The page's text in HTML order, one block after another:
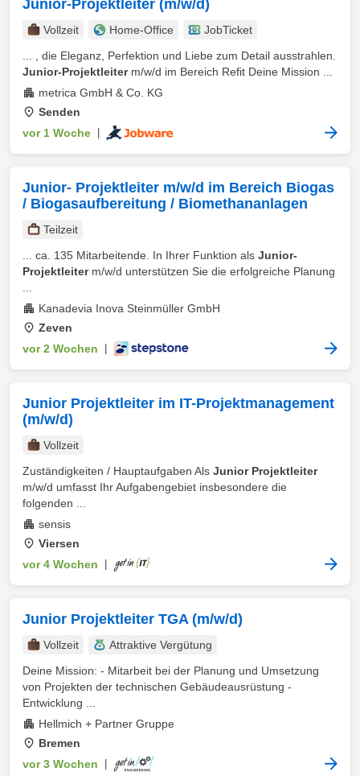
Junior-Projektleiter (m/w/d)
Vollzeit Home-Office
JobTicket
... , die Eleganz, Perfektion und Liebe zum Detail ausstrahlen.
Junior-Projektleiterm/w/d im Bereich Refit Deine Mission ...
metrica GmbH & Co. KG
Senden
vor 1 Woche
Junior- Projektleiter m/w/d im Bereich Biogas
/ Biogasaufbereitung / Biomethananlagen
Teilzeit
... ca. 135 Mitarbeitende. In Ihrer Funktion als Junior-
Projektleiterm/w/d unterstützen Sie die erfolgreiche Planung
Kanadevia Inova Steinmüller GmbH
Zeven
vor 2 Wochen
Junior Projektleiter im IT-Projektmanagement
(m/w/d)
Vollzeit
Zuständigkeiten / Hauptaufgaben Als Junior Projektleiter
m/w/d umfasst Ihr Aufgabengebiet insbesondere die
folgenden ...
sensis
Viersen
vor 4 Wochen
Junior Projektleiter TGA (m/w/d)
Vollzeit
Attraktive Vergütung
Deine Mission: - Mitarbeit bei der Planung und Umsetzung
von Projekten der technischen Gebäudeausrüstung -
Entwicklung ...
Hellmich + Partner Gruppe
Bremen
vor 3 Wochen